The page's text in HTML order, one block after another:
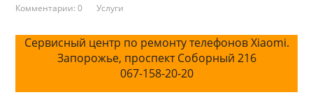
Комментарии: 0 Услуги
Сервисный центр по ремонту телефонов Xiaomi.
Запорожье, проспект Соборный 216
067-158-20-20